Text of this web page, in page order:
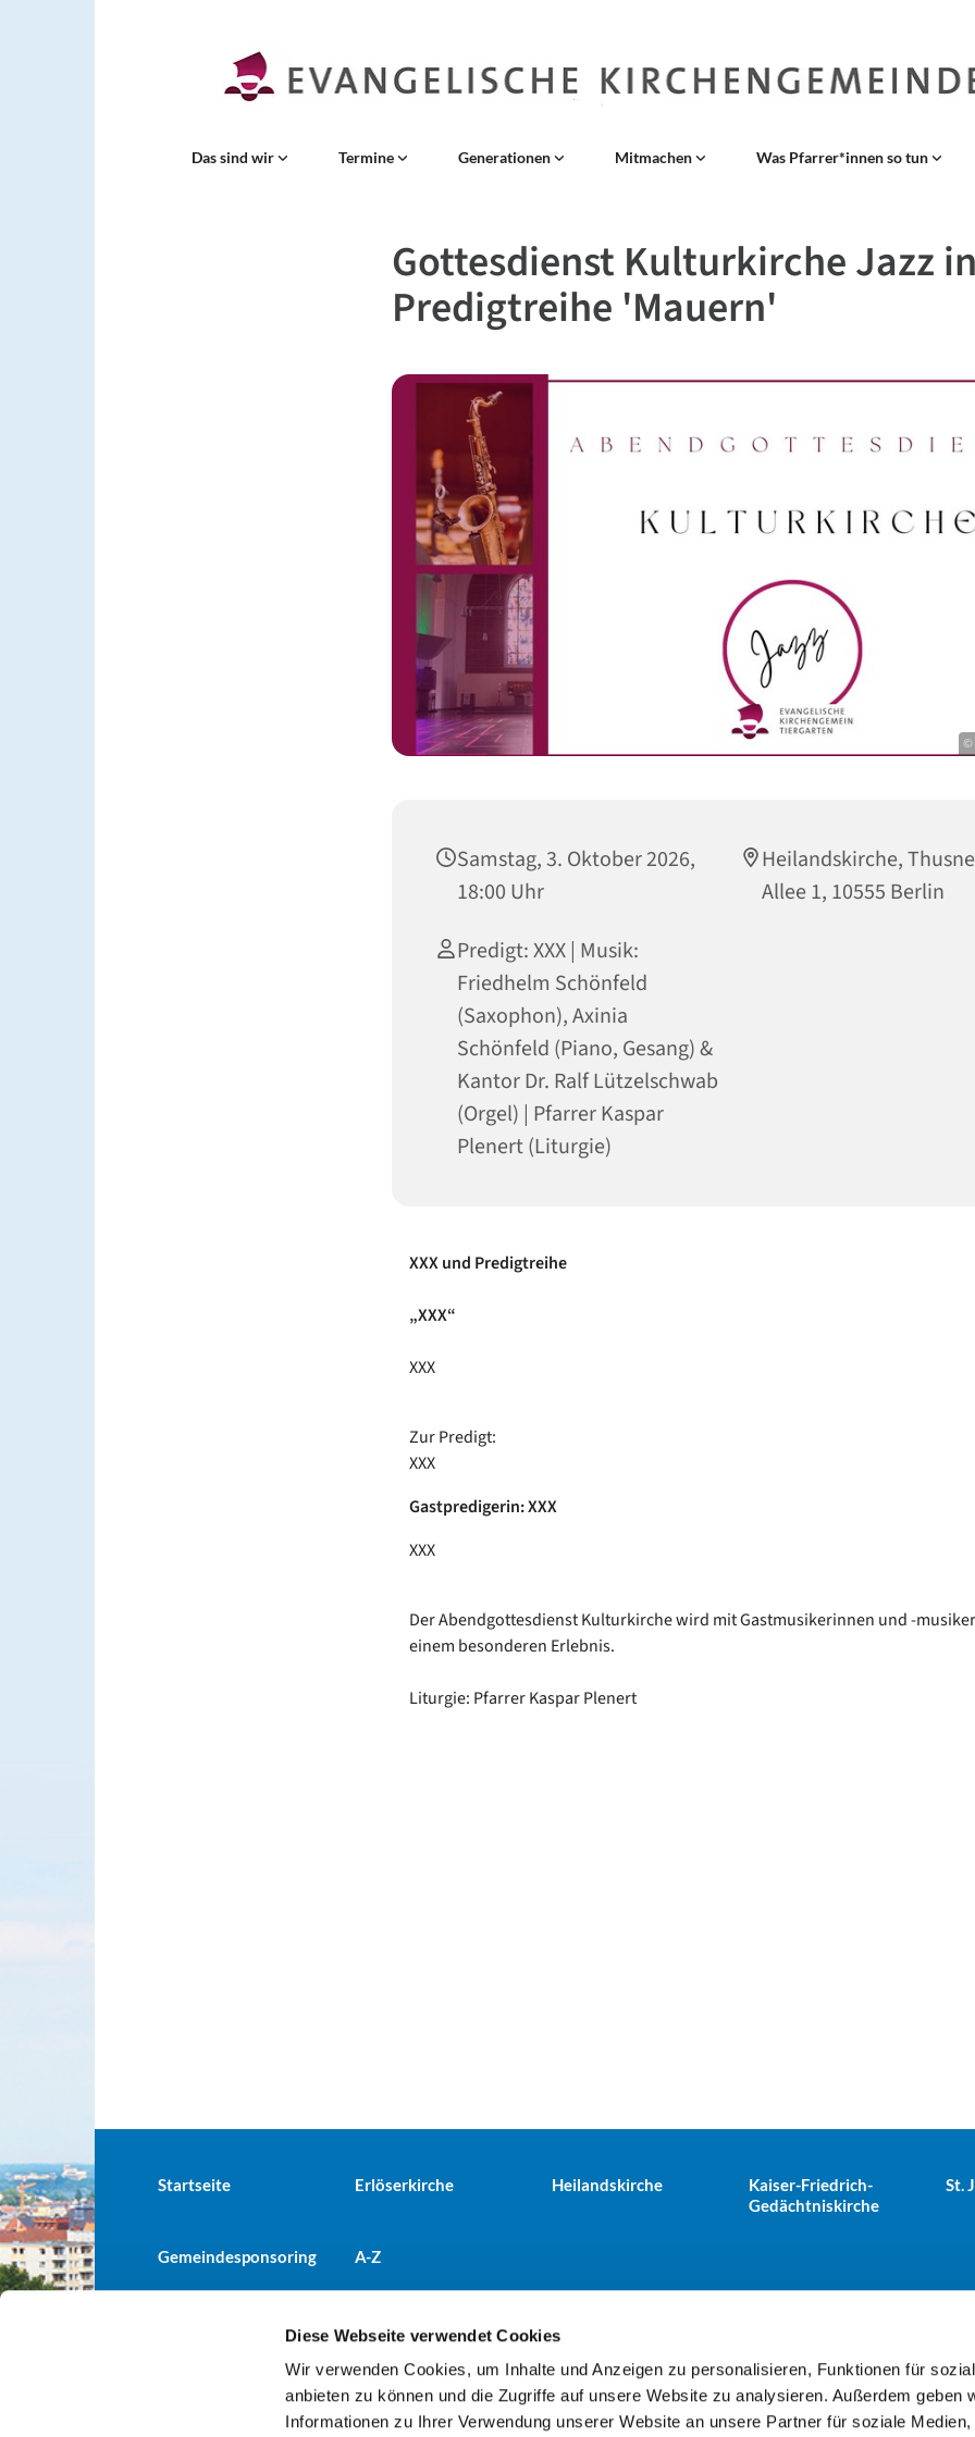
Diese Webseite verwendet Cookies
Wir verwenden Cookies, um Inhalte und Anzeigen zu personalisieren, Funktionen für
anbieten zu können und die Zugriffe auf unsere Website zu analysieren. Außerdem geben
Informationen zu Ihrer Verwendung unserer Website an unsere Partner für soziale Medien,
Das sind wir Termine Generationen Mitmachen Was Pfarrer*innen so tun
Gottesdienst Kulturkirche Jazz
Predigtreihe 'Mauern'
©
Samstag, 3. Oktober 2026,
18:00 Uhr
Heilandskirche,
Allee 1, 10555 Berlin
Predigt: XXX | Musik:
Friedhelm Schönfeld
(Saxophon), Axinia
Schönfeld (Piano, Gesang) &
Kantor Dr. Ralf Lützelschwab
(Orgel) | Pfarrer Kaspar
Plenert (Liturgie)
XXX und Predigtreihe
„XXX“
XXX
Zur Predigt:
XXX
Gastpredigerin: XXX
XXX
Der Abendgottesdienst Kulturkirche wird mit Gastmusikerinnen und -
einem besonderen Erlebnis.
Liturgie: Pfarrer Kaspar Plenert
Startseite Erlöserkirche Heilandskirche
Kaiser-Friedrich-
Gedächtniskirche
St.
Gemeindesponsoring A-Z
Evangelische Kirchengemeinde Tiergarten · Alt-Moabit 25, 10559 Berlin+49303943498 